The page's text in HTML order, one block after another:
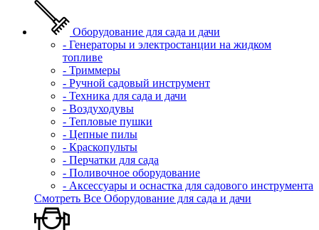
Оборудование для сада и дачи
- Генераторы и электростанции на жидком
топливе
- Триммеры
- Ручной садовый инструмент
- Техника для сада и дачи
- Воздуходувы
- Тепловые пушки
- Цепные пилы
- Краскопульты
- Перчатки для сада
- Поливочное оборудование
- Аксессуары и оснастка для садового инструмента
Смотреть Все Оборудование для сада и дачи